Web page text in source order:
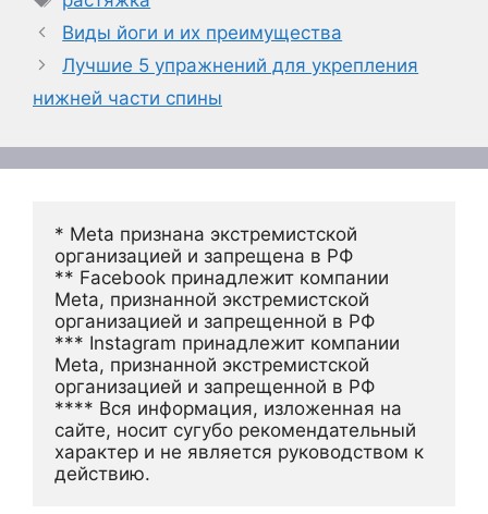
Виды йоги и их преимущества
Лучшие 5 упражнений для укрепления
нижней части спины
* Meta признана экстремистской
организацией и запрещена в РФ
** Facebook принадлежит компании
Meta, признанной экстремистской
организацией и запрещенной в РФ
*** Instagram принадлежит компании
Meta, признанной экстремистской
организацией и запрещенной в РФ
**** Вся информация, изложенная на
сайте, носит сугубо рекомендательный
характер и не является руководством к
действию.